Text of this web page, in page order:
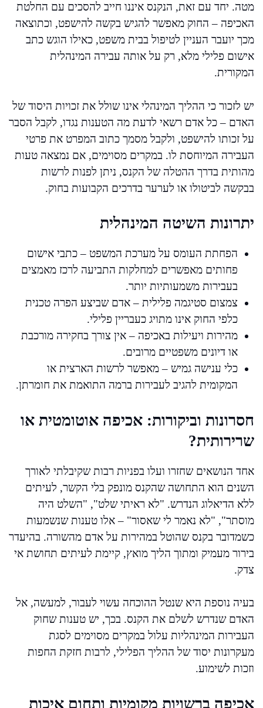
מטה. יחד עם זאת, הנקנס איננו חייב להסכים עם החלטת
האכיפה – החוק מאפשר להגיש בקשה להישפט, וכתוצאה
מכך יועבר העניין לטיפול בבית משפט, כאילו הוגש כתב
אישום פלילי מלא, רק על אותה עבירה המינהלית
המקורית.
יש לזכור כי ההליך המינהלי אינו שולל את זכויות היסוד של
האדם – כל אדם רשאי לדעת מה הטענות נגדו, לקבל הסבר
על זכותו להישפט, ולקבל מסמך כתוב המפרט את פרטי
העבירה המיוחסת לו. במקרים מסוימים, אם נמצאה טעות
מהותית בדרך ההטלה של הקנס, ניתן לפנות לרשות
בבקשה לביטולו או לערער בדרכים הקבועות בחוק.
יתרונות השיטה המינהלית
הפחתת העומס על מערכת המשפט – כתבי אישום
פחותים מאפשרים למחלקות התביעה לרכז מאמצים
בעבירות משמעותיות יותר.
צמצום סטיגמה פלילית – אדם שביצע הפרה טכנית
כלפי החוק אינו מתויג כעבריין פלילי.
מהירות ויעילות באכיפה – אין צורך בחקירה מורכבת
או דיונים משפטיים מרובים.
כלי ענישה גמיש – מאפשר לרשות הארצית או
המקומית להגיב לעבירות ברמה התואמת את חומרתן.
חסרונות וביקורות: אכיפה אוטומטית או
שרירותית?
אחד הנושאים שחזרו ועלו בפניות רבות שקיבלתי לאורך
השנים הוא התחושה שהקנס מונפק בלי הקשר, לעיתים
ללא הדיאלוג הנדרש. "לא ראיתי שלט", "השלט היה
מוסתר", "לא נאמר לי שאסור" – אלו טענות שנשמעות
כשמדובר בקנס שהוטל במהירות על אדם מהשורה. בהיעדר
בירור מעמיק ומתוך הליך מואץ, קיימת לעיתים תחושת אי
צדק.
בעיה נוספת היא שנטל ההוכחה עשוי לעבור, למעשה, אל
האדם שנדרש לשלם את הקנס. בכך, יש טענות שחוק
העבירות המינהליות עלול במקרים מסוימים לסגת
מעקרונות יסוד של ההליך הפלילי, לרבות חזקת החפות
וזכות לשימוע.
אכיפה ברשויות מקומיות ותחום איכות